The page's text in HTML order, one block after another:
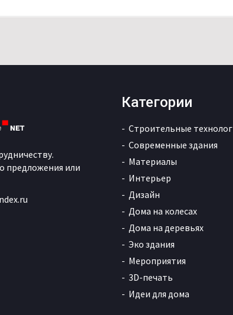
предложения или
Категории
Строительные
Современные здания
Материалы
Интерьер
Дизайн
Дома на колесах
Дома на деревьях
Эко здания
Мероприятия
3D-печать
Идеи для дома